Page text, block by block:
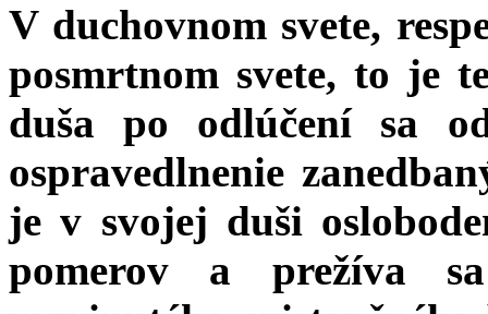
V duchovnom svete,
posmrtnom svete, to je
duša po odlúčení sa
ospravedlnenie
je v svojej duši
pomerov a prežíva